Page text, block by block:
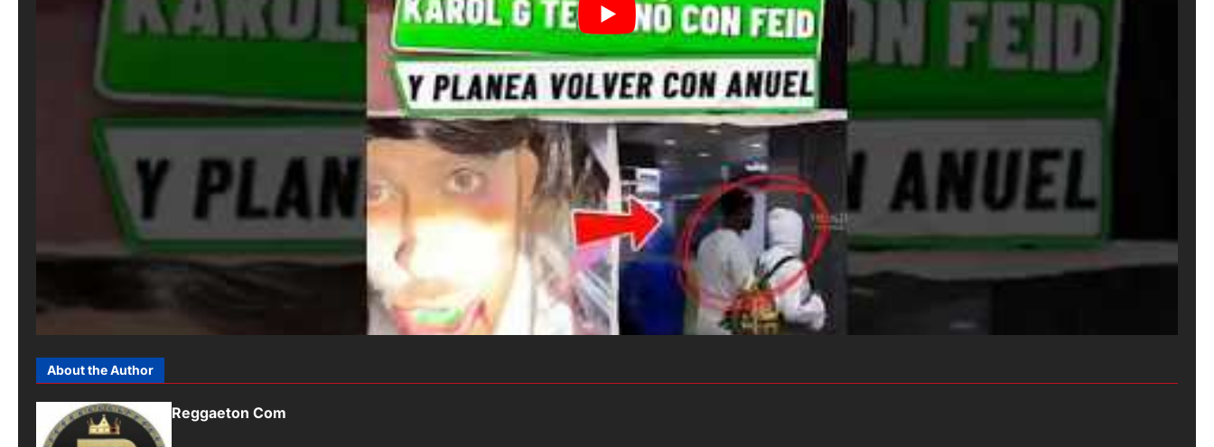
About the Author
Reggaeton Com